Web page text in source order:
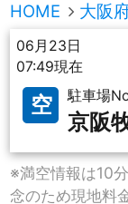
HOME 大阪
06月23日
07:49現在
空 駐車場
京阪
※満空情報は10
念のため現地料